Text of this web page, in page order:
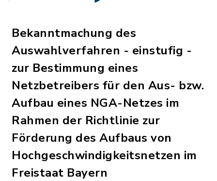
Bekanntmachung des
Auswahlverfahren - einstufig -
zur Bestimmung eines
Netzbetreibers für den Aus- bzw.
Aufbau eines NGA-Netzes im
Rahmen der Richtlinie zur
Förderung des Aufbaus von
Hochgeschwindigkeitsnetzen im
Freistaat Bayern